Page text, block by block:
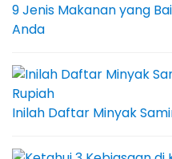
9 Jenis Makanan yang
Anda
Inilah Daftar Minyak